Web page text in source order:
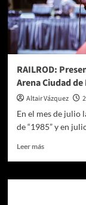
viajar
a
Batuu!
RAILROD:
Arena Ciudad de
Altair Vázquez
En el mes de julio
de “1985” y en
Leer másLeer
RAILROD: